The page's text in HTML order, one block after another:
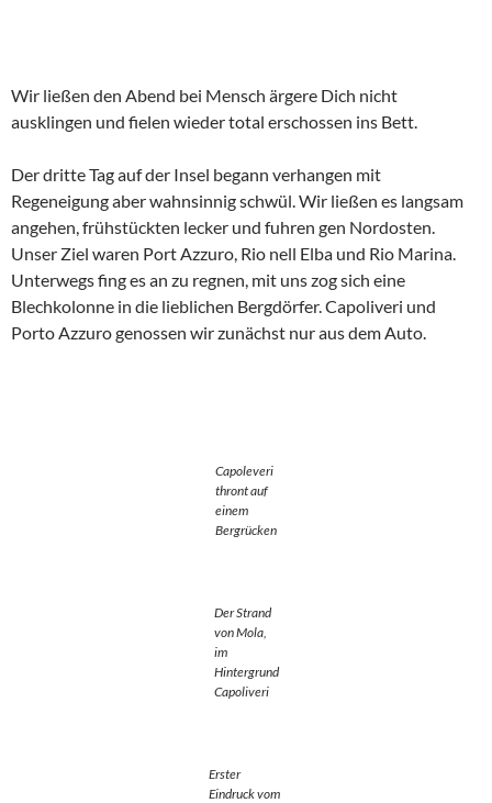
Wir ließen den Abend bei Mensch ärgere Dich nicht
ausklingen und fielen wieder total erschossen ins Bett.
Der dritte Tag auf der Insel begann verhangen mit
Regeneigung aber wahnsinnig schwül. Wir ließen es langsam
angehen, frühstückten lecker und fuhren gen Nordosten.
Unser Ziel waren Port Azzuro, Rio nell Elba und Rio Marina.
Unterwegs fing es an zu regnen, mit uns zog sich eine
Blechkolonne in die lieblichen Bergdörfer. Capoliveri und
Porto Azzuro genossen wir zunächst nur aus dem Auto.
Capoleveri
thront auf
einem
Bergrücken
Der Strand
von Mola,
im
Hintergrund
Capoliveri
Erster
Eindruck vom